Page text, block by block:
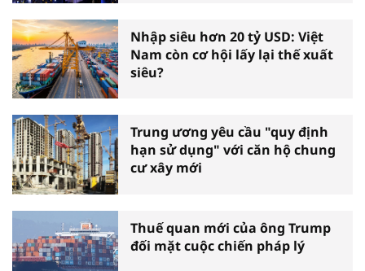
Nhập siêu hơn 20 tỷ USD: Việt
Nam còn cơ hội lấy lại thế xuất
siêu?
Trung ương yêu cầu "quy định
hạn sử dụng" với căn hộ chung
cư xây mới
Thuế quan mới của ông Trump
đối mặt cuộc chiến pháp lý